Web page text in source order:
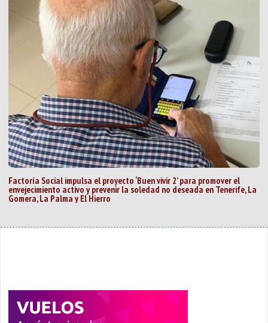
Factoría Social impulsa el proyecto ‘Buen vivir 2’ para promover el
envejecimiento activo y prevenir la soledad no deseada en Tenerife, La
Gomera, La Palma y El Hierro